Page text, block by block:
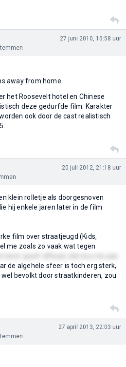
27 juni 2010, 15:58 uur
away from home.
het Roosevelt hotel en Chinese
deze gedurfde film. Karakter
ook door de cast realistisch
20 juli 2012, 21:18 uur
klein rolletje als doorgesnoven
hij enkele jaren later in de film
film over straatjeugd (Kids,
me zoals zo vaak wat tegen
de algehele sfeer is toch erg sterk,
bevolkt door straatkinderen, zou
27 april 2013, 22:03 uur